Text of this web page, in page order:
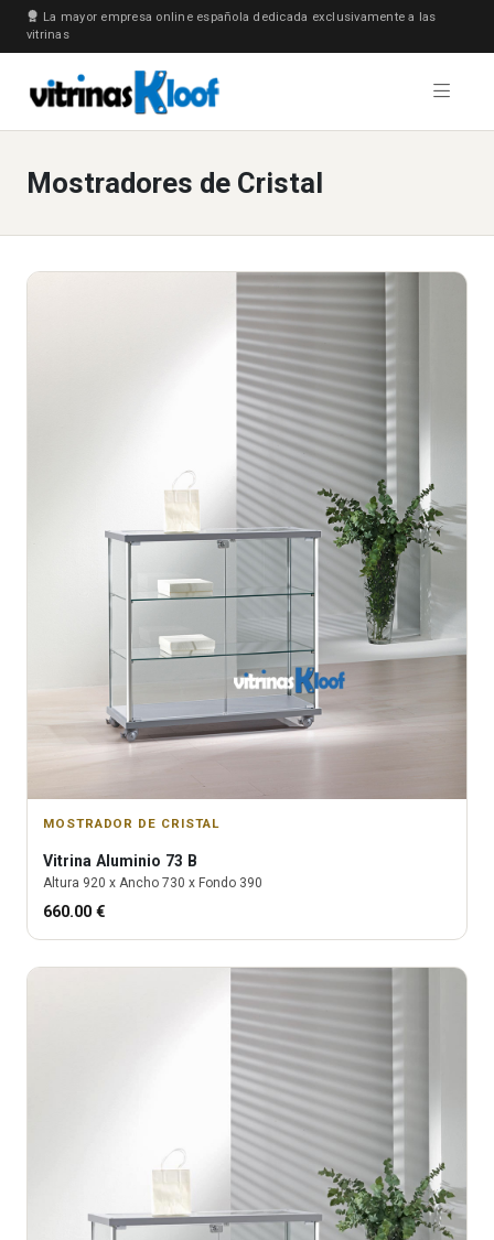
La mayor empresa online española dedicada exclusivamente a las
vitrinas
Mostradores de Cristal
MOSTRADOR DE CRISTAL
Vitrina Aluminio 73 B
Altura 920 x Ancho 730 x Fondo 390
660.00 €